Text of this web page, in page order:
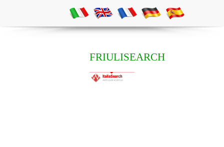
FRIULISEARCH